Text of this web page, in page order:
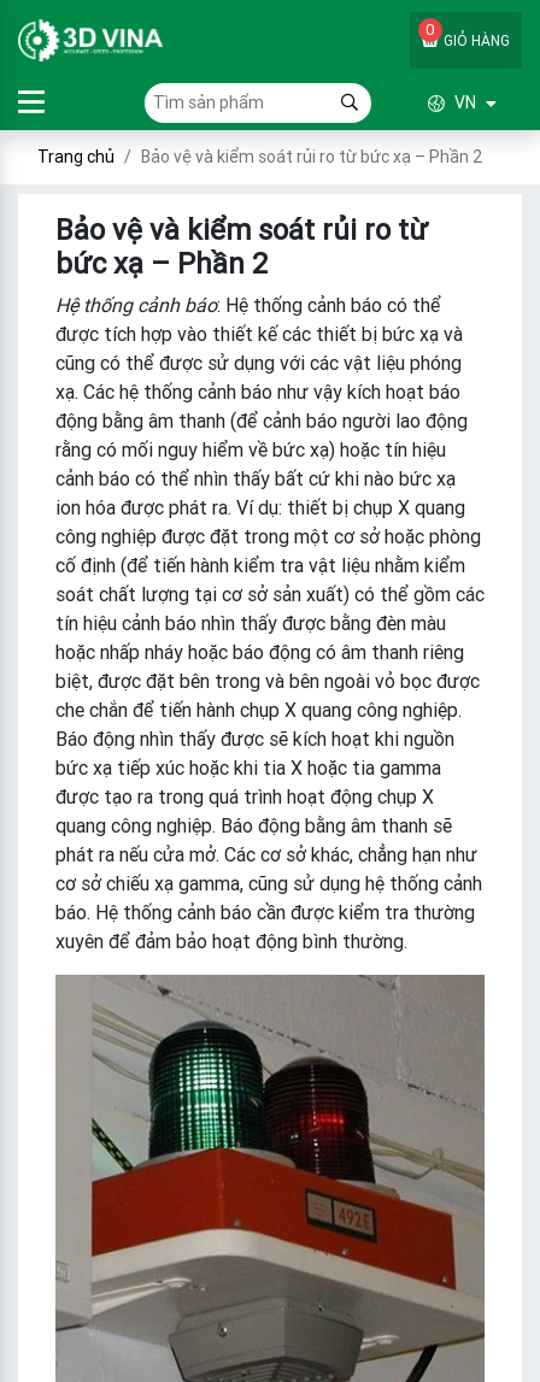
GIỎ HÀNG
0
VN
Trang chủ Bảo vệ và kiểm soát rủi ro từ bức xạ – Phần 2
Bảo vệ và kiểm soát rủi ro từ
bức xạ – Phần 2
Hệ thống cảnh báo: Hệ thống cảnh báo có thể
được tích hợp vào thiết kế các thiết bị bức xạ và
cũng có thể được sử dụng với các vật liệu phóng
xạ. Các hệ thống cảnh báo như vậy kích hoạt báo
động bằng âm thanh (để cảnh báo người lao động
rằng có mối nguy hiểm về bức xạ) hoặc tín hiệu
cảnh báo có thể nhìn thấy bất cứ khi nào bức xạ
ion hóa được phát ra. Ví dụ: thiết bị chụp X quang
công nghiệp được đặt trong một cơ sở hoặc phòng
cố định (để tiến hành kiểm tra vật liệu nhằm kiểm
soát chất lượng tại cơ sở sản xuất) có thể gồm các
tín hiệu cảnh báo nhìn thấy được bằng đèn màu
hoặc nhấp nháy hoặc báo động có âm thanh riêng
biệt, được đặt bên trong và bên ngoài vỏ bọc được
che chắn để tiến hành chụp X quang công nghiệp.
Báo động nhìn thấy được sẽ kích hoạt khi nguồn
bức xạ tiếp xúc hoặc khi tia X hoặc tia gamma
được tạo ra trong quá trình hoạt động chụp X
quang công nghiệp. Báo động bằng âm thanh sẽ
phát ra nếu cửa mở. Các cơ sở khác, chẳng hạn như
cơ sở chiếu xạ gamma, cũng sử dụng hệ thống cảnh
báo. Hệ thống cảnh báo cần được kiểm tra thường
xuyên để đảm bảo hoạt động bình thường.